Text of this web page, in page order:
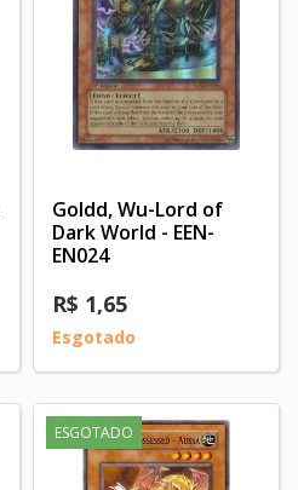
Goldd, Wu-Lord of
Dark World - EEN-
EN024
R$ 1,65
Esgotado
ESGOTADO